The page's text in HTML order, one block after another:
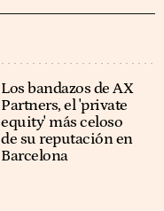
Los bandazos de AX
Partners, el 'private
equity' más celoso
de su reputación en
Barcelona